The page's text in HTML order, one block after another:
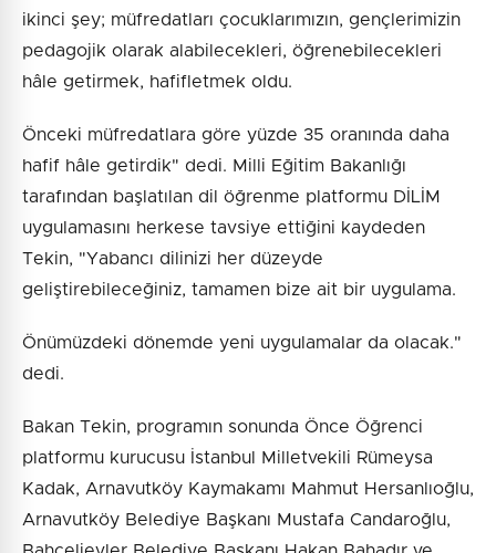
ikinci şey; müfredatları çocuklarımızın, gençlerimizin
pedagojik olarak alabilecekleri, öğrenebilecekleri
hâle getirmek, hafifletmek oldu.
Önceki müfredatlara göre yüzde 35 oranında daha
hafif hâle getirdik" dedi. Milli Eğitim Bakanlığı
tarafından başlatılan dil öğrenme platformu DİLİM
uygulamasını herkese tavsiye ettiğini kaydeden
Tekin, "Yabancı dilinizi her düzeyde
geliştirebileceğiniz, tamamen bize ait bir uygulama.
Önümüzdeki dönemde yeni uygulamalar da olacak."
dedi.
Bakan Tekin, programın sonunda Önce Öğrenci
platformu kurucusu İstanbul Milletvekili Rümeysa
Kadak, Arnavutköy Kaymakamı Mahmut Hersanlıoğlu,
Arnavutköy Belediye Başkanı Mustafa Candaroğlu,